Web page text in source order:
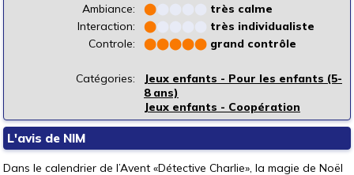
Ambiance:
⬤
très calme
Interaction:
⬤
très individualiste
Controle:
⬤⬤⬤⬤⬤ grand contrôle
Catégories:
Jeux enfants - Pour les enfants (5-
8 ans)
Jeux enfants - Coopération
L'avis de NIM
Dans le calendrier de l’Avent «Détective Charlie», la magie de Noël